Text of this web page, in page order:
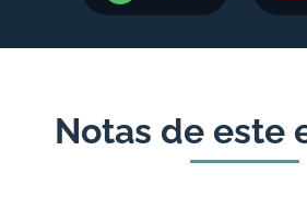
Notas de este